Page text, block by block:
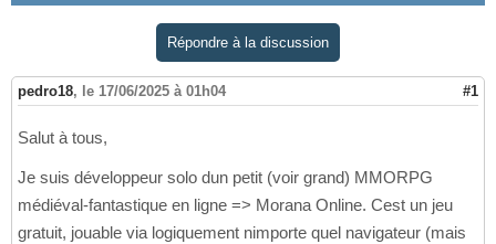
Répondre à la discussion
pedro18, le 17/06/2025 à 01h04 #1
Salut à tous,
Je suis développeur solo dun petit (voir grand) MMORPG
médiéval-fantastique en ligne => Morana Online. Cest un jeu
gratuit, jouable via logiquement nimporte quel navigateur (mais